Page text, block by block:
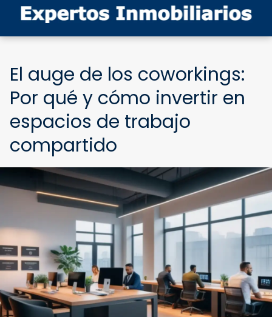
El auge de los coworkings:
Por qué y cómo invertir en
espacios de trabajo
compartido